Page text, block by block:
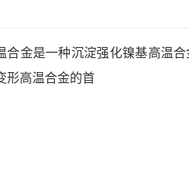
合金是一种沉淀强化镍基高温
高温合金的首